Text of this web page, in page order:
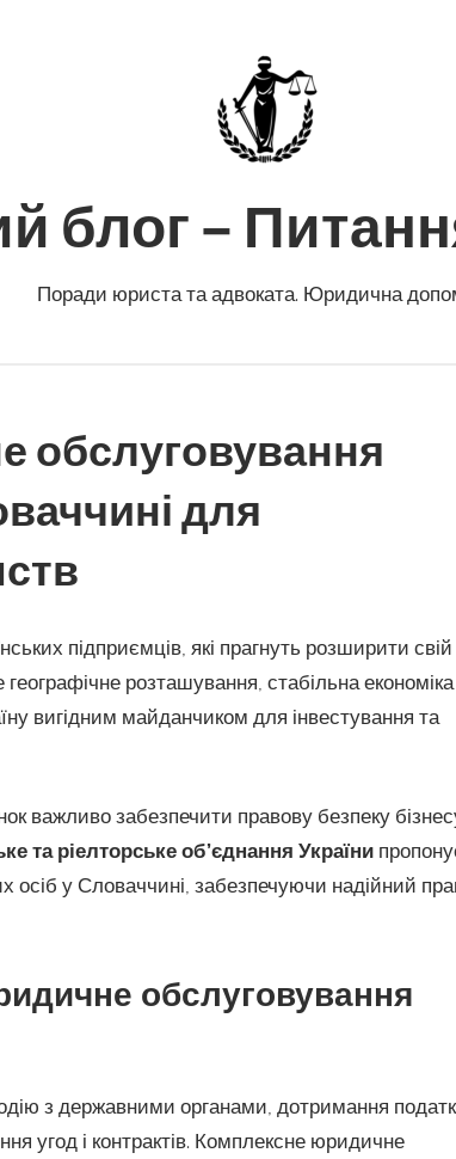
–
Поради юриста та адвоката. Юридична
обслуговування
для
підприємців, які прагнуть розширити свій
розташування, стабільна
вигідним майданчиком для інвестування та
важливо забезпечити правову безпеку
та ріелторське об’єднання України
у Словаччині, забезпечуючи надійний
обслуговування
з державними органами, дотримання
угод і контрактів. Комплексне юридичне